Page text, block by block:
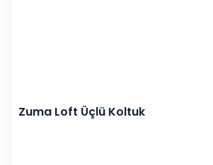
Zuma Loft Üçlü Koltuk